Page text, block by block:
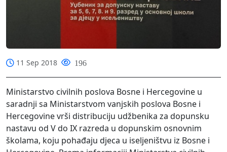
11 Sep 2018 196
Ministarstvo civilnih poslova Bosne i Hercegovine u
saradnji sa Ministarstvom vanjskih poslova Bosne i
Hercegovine vrši distribuciju udžbenika za dopunsku
nastavu od V do IX razreda u dopunskim osnovnim
školama, koju pohađaju djeca u iseljeništvu iz Bosne i